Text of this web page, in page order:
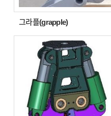
그라플(grapple)